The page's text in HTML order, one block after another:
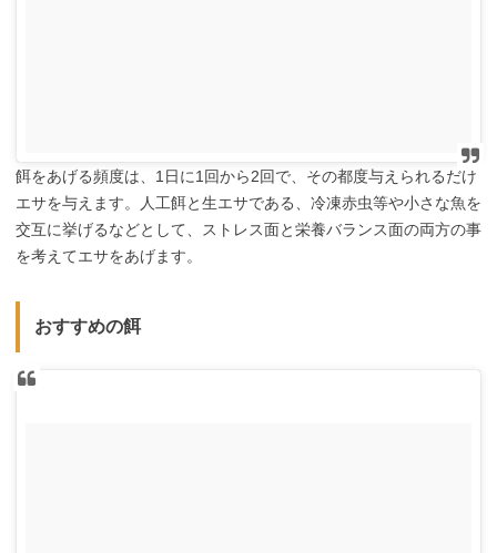
餌をあげる頻度は、1日に1回から2回で、その都度与えられるだけ
エサを与えます。人工餌と生エサである、冷凍赤虫等や小さな魚を
交互に挙げるなどとして、ストレス面と栄養バランス面の両方の事
を考えてエサをあげます。
おすすめの餌